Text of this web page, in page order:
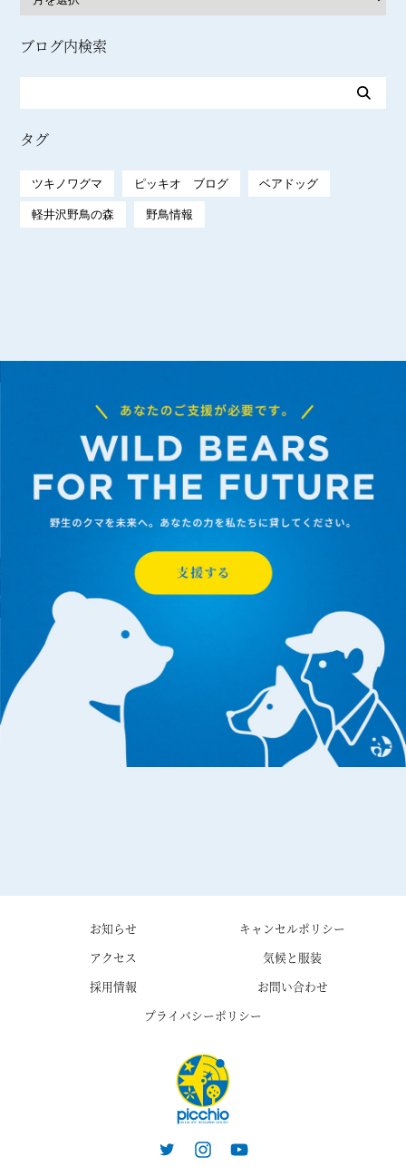
ブログ内検索
タグ
ツキノワグマ ピッキオ ブログ ベアドッグ
軽井沢野鳥の森 野鳥情報
お知らせ
キャンセルポリシー
アクセス
気候と服装
採用情報
お問い合わせ
プライバシーポリシー